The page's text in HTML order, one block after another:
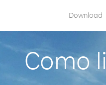
Download
Como